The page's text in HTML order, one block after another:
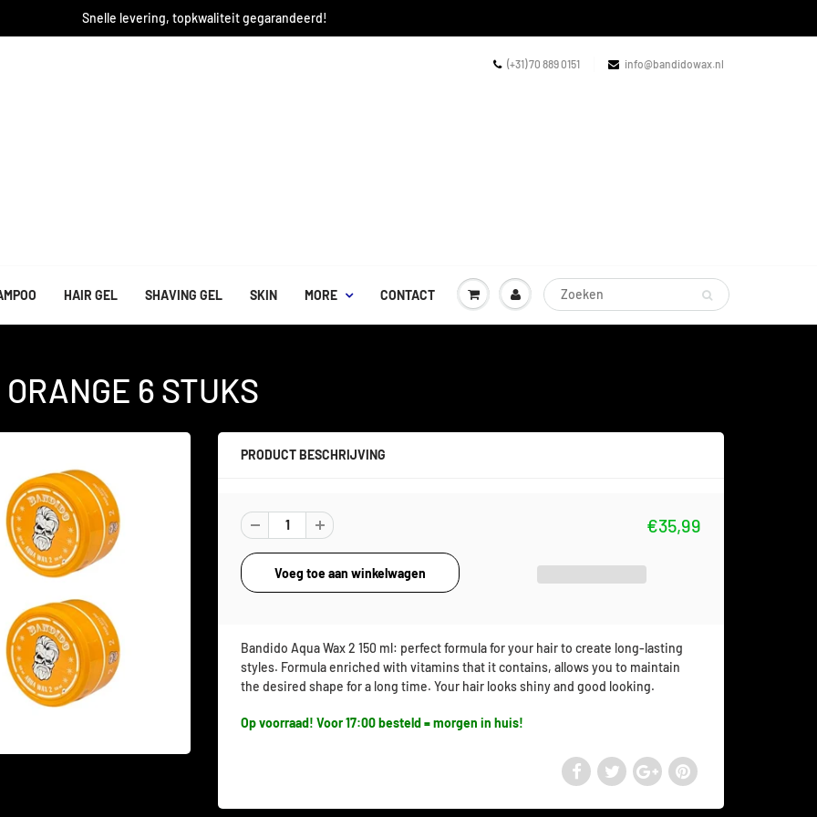
Snelle levering, topkwaliteit gegarandeerd!
(+31) 70 889 0151 info@bandidowax.nl
HAIR GEL SHAVING GEL SKIN MORE CONTACT
6 STUKS
PRODUCT BESCHRIJVING
€35,99
Bandido Aqua Wax 2 150 ml: perfect formula for your hair to create long-lasting
styles. Formula enriched with vitamins that it contains, allows you to maintain
the desired shape for a long time. Your hair looks shiny and good looking.
Op voorraad! Voor 17:00 besteld = morgen in huis!